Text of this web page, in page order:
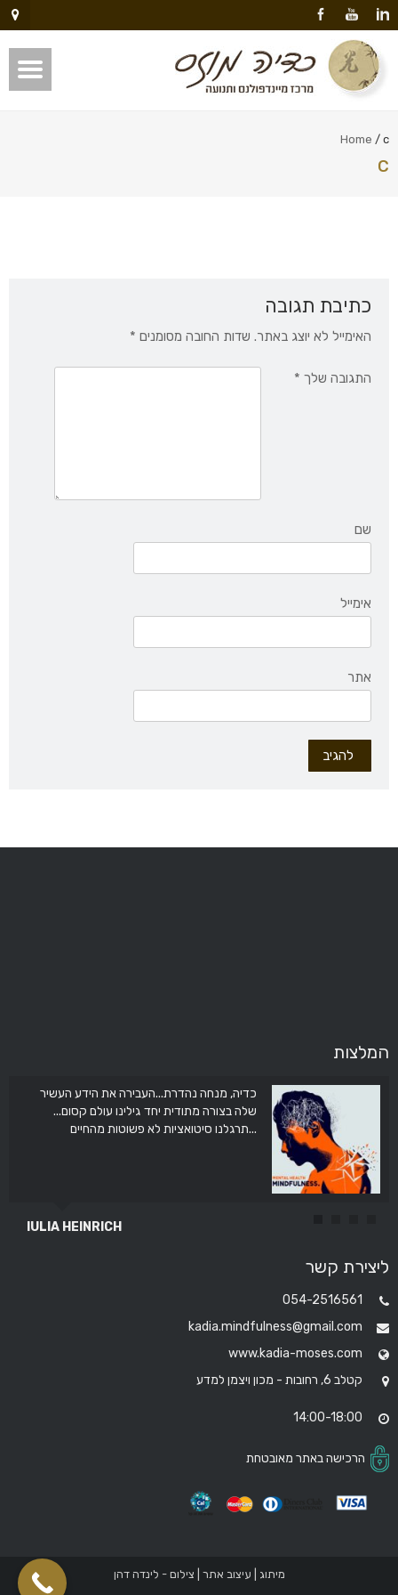
Home / c
c
כתיבת תגובה
האימייל לא יוצג באתר. שדות החובה מסומנים *
התגובה שלך *
שם
אימייל
אתר
המלצות
כדיה, מנחה נהדרת...העבירה את הידע העשיר
שלה בצורה מתודית יחד גילינו עולם קסום...
תרגלנו סיטואציות לא פשוטות מהחיים...
IULIA HEINRICH
את עוזרת ממש תודה לך על המדיטציה שעשית
איתנו בכיתה תודה
אברהים סרור
ליצירת קשר
054-2516561
kadia.mindfulness@gmail.com
www.kadia-moses.com
קטלב 6, רחובות - מכון ויצמן למדע
14:00-18:00
הרכישה באתר מאובטחת
מיתוג | עיצוב אתר | צילום - לינדה דהן